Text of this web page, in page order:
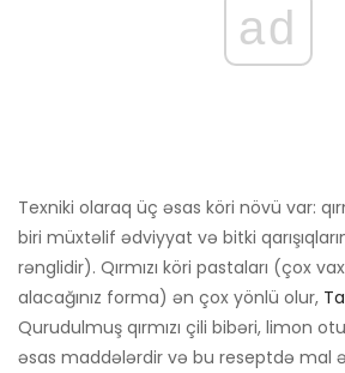
ad
Texniki olaraq üç əsas köri növü var:
biri müxtəlif ədviyyat və bitki
rənglidir). Qırmızı köri pastaları (çox
alacağınız forma) ən çox yönlü olur,
Qurudulmuş qırmızı çili bibəri, limon
əsas maddələrdir və bu reseptdə mal